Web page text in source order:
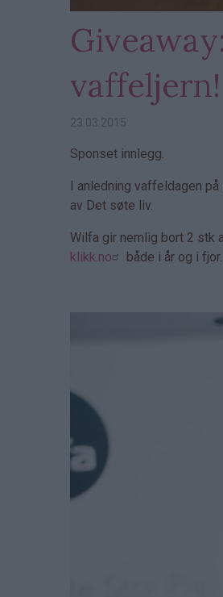
vaffeljern!
23.03.2015
Sponset innlegg.
I anledning vaffeldagen
av Det søte liv.
Wilfa gir nemlig bort 2 stk
klikk.no
både i år og i fjor.